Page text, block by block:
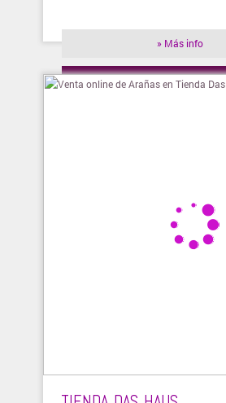
» Más info
» Visitar tienda